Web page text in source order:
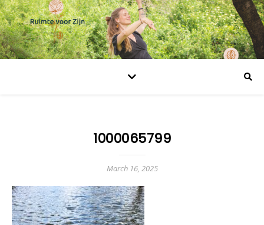
1000065799
March 16, 2025